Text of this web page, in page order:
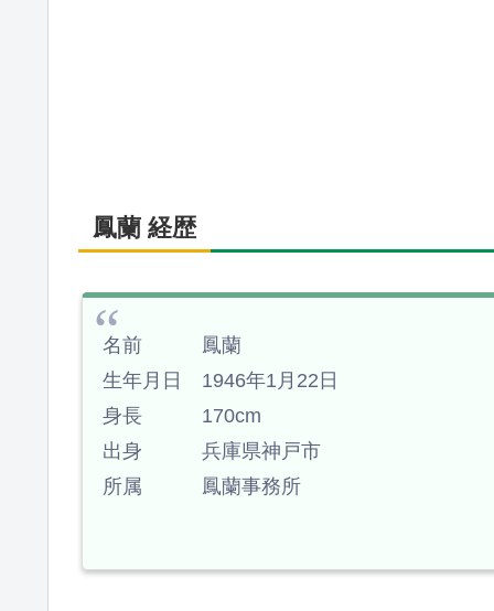
鳳蘭 経歴
名前 鳳蘭
生年月日 1946年1月22日
身長 170cm
出身 兵庫県神戸市
所属 鳳蘭事務所